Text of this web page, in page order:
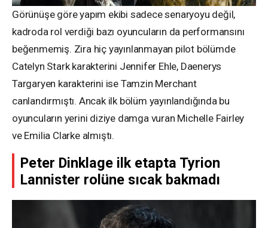
Görünüşe göre yapım ekibi sadece senaryoyu değil,
kadroda rol verdiği bazı oyuncuların da performansını
beğenmemiş. Zira hiç yayınlanmayan pilot bölümde
Catelyn Stark karakterini Jennifer Ehle, Daenerys
Targaryen karakterini ise Tamzin Merchant
canlandırmıştı. Ancak ilk bölüm yayınlandığında bu
oyuncuların yerini diziye damga vuran Michelle Fairley
ve Emilia Clarke almıştı.
Peter Dinklage ilk etapta Tyrion
Lannister rolüne sıcak bakmadı